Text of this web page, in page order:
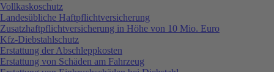
Vollkaskoschutz
Landesübliche Haftpflichtversicherung
Zusatzhaftpflichtversicherung in Höhe von 10 Mio. Euro
Kfz-Diebstahlschutz
Erstattung der Abschleppkosten
Erstattung von Schäden am Fahrzeug